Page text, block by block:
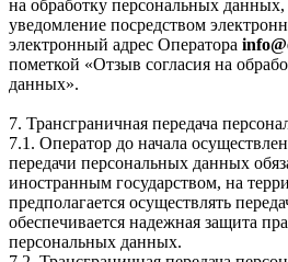
на обработку персональных
уведомление посредством
электронный адрес Оператора
пометкой «Отзыв согласия на
данных».
7. Трансграничная передача
7.1. Оператор до начала
передачи персональных данных
иностранным государством, на
предполагается осуществлять
обеспечивается надежная защита
персональных данных.